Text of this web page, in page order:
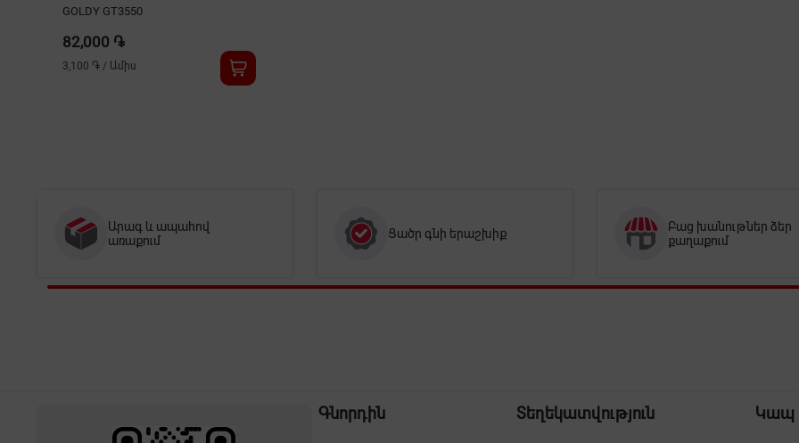
GOLDY GT3550
82,000 ֏
3,100 ֏ / Ամիս
Արագ և ապահով
առաքում
Ցածր գնի երաշխիք
Բաց խանութներ ձեր
քաղաքում
Գնորդին Տեղեկատվություն Կապ